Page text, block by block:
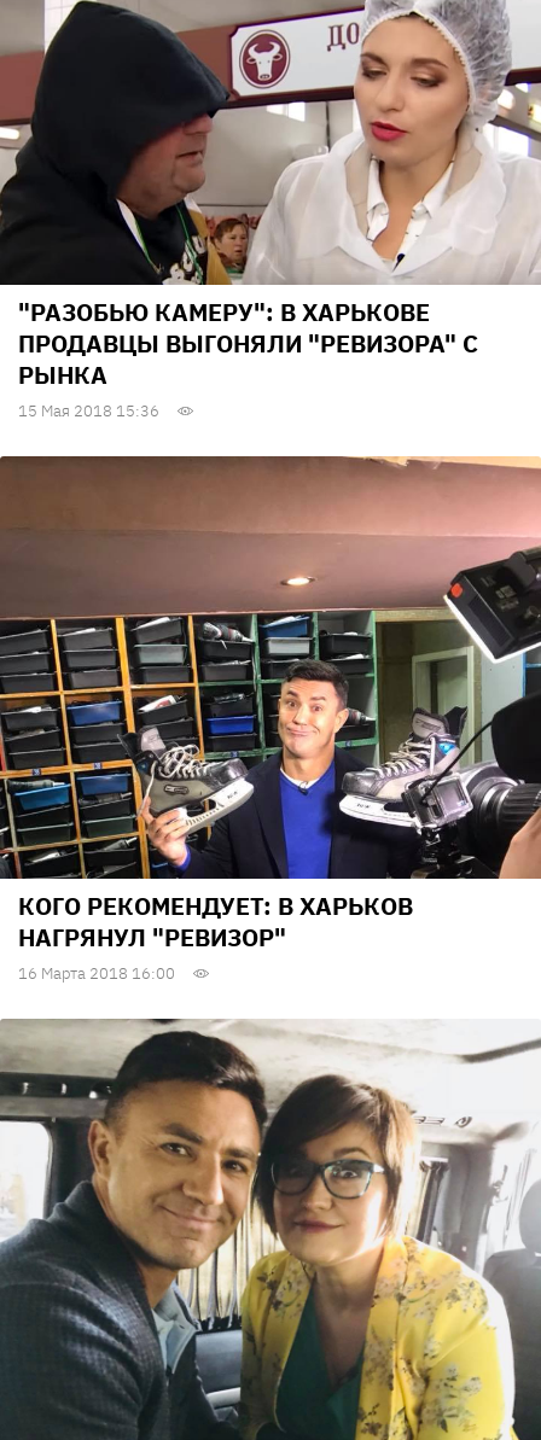
"РАЗОБЬЮ КАМЕРУ": В ХАРЬКОВЕ
ПРОДАВЦЫ ВЫГОНЯЛИ "РЕВИЗОРА" С
РЫНКА
15 Мая 2018 15:36
КОГО РЕКОМЕНДУЕТ: В ХАРЬКОВ
НАГРЯНУЛ "РЕВИЗОР"
16 Марта 2018 16:00